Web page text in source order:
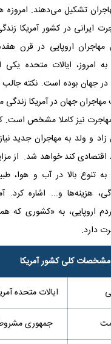
تشکیل می‌دهند.
ایرانی در کشور آمریکا
اروپایی در قرن
به امروز، ایالات متحده یکی
جهان بوده است. نکته
نیز کاملا مشخص است.
و ولد به مهاجران جدید
اقتصادی کند خواهد شد. از
به تنوع بالا در آب و هوا،
هزینه‌ها و... اشاره کرد.
اروپایی، به «کشوری که
دارد.
مشخصات کلی کشور آمریکا
ایالات متحده
جمهوری